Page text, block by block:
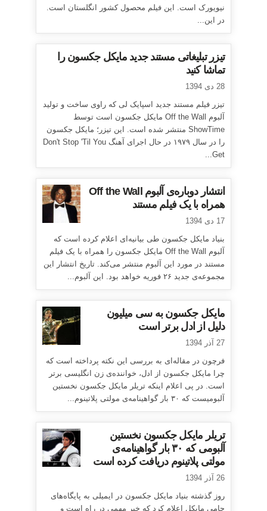
نیویورک است. این فیلم محصول کشور انگلستان است.
در این...
تیزر تبلیغاتی مستند جدید مایکل جکسون را
تماشا کنید
28 دی 1394
تیزر فیلم مستند جدید اسپایک لی که راوی ساخت و تولید
آلبوم Off the Wall مایکل جکسون است توسط
ShowTime منتشر شده است. این تیزر؛ مایکل جکسون
را در سال ۱۹۷۹ در حال اجرای آهنگ Don't Stop 'Til You
Get...
انتشار دوباره‌ی آلبوم Off the Wall
همراه با یک فیلم مستند
17 دی 1394
بنیاد مایکل جکسون طی بیانیه‌ای اعلام کرده است که
آلبوم Off the Wall مایکل جکسون را همراه با یک فیلم
مستند در مورد این آلبوم منتشر می‌کند. تاریخ انتشار این
مجموعه‌ی جدید ۲۶ فوریه خواهد بود. این آلبوم...
مایکل جکسون به سی میلیون
دلیل از ادل برتر است
27 آذر 1394
فرچون در مقاله‌ای به بررسی این نکته پرداخته است که
چرا مایکل جکسون از ادل، خواننده‌ی زن انگلیسی برتر
است. در پی اعلام اینکه تریلر مایکل جکسون نخستین
آلبومیست که ۳۰ بار گواهینامه‌ی مولتی پلاتینوم...
تریلر مایکل جکسون نخستین
آلبومی که ۳۰ بار گواهینامه‌ی
مولتی پلاتینوم دریافت کرده است
26 آذر 1394
روز گذشته بنیاد مایکل جکسون در ایمیلی به پایگاه‌های
حامی مایکل اعلام کرد که خبر مهمی در راه است و